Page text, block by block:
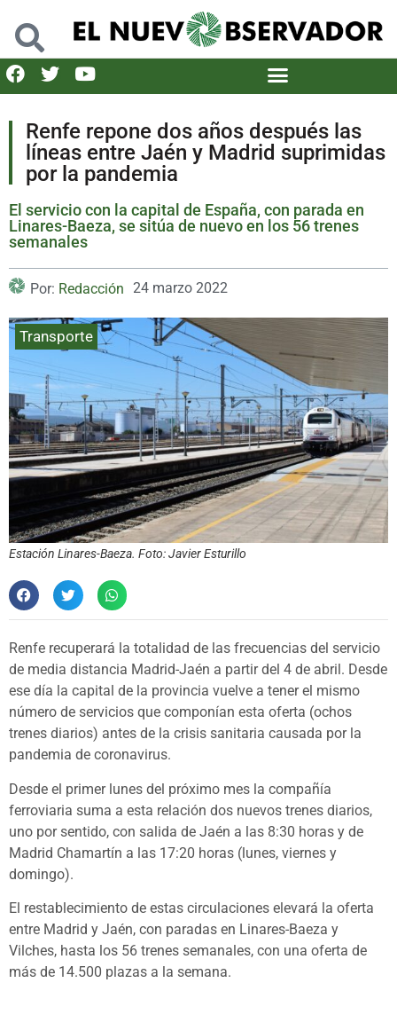
Renfe repone dos años después las
líneas entre Jaén y Madrid suprimidas
por la pandemia
El servicio con la capital de España, con parada en
Linares-Baeza, se sitúa de nuevo en los 56 trenes
semanales
Por: Redacción 24 marzo 2022
Transporte
Estación Linares-Baeza. Foto: Javier Esturillo
Renfe recuperará la totalidad de las frecuencias del servicio
de media distancia Madrid-Jaén a partir del 4 de abril. Desde
ese día la capital de la provincia vuelve a tener el mismo
número de servicios que componían esta oferta (ochos
trenes diarios) antes de la crisis sanitaria causada por la
pandemia de coronavirus.
Desde el primer lunes del próximo mes la compañía
ferroviaria suma a esta relación dos nuevos trenes diarios,
uno por sentido, con salida de Jaén a las 8:30 horas y de
Madrid Chamartín a las 17:20 horas (lunes, viernes y
domingo).
El restablecimiento de estas circulaciones elevará la oferta
entre Madrid y Jaén, con paradas en Linares-Baeza y
Vilches, hasta los 56 trenes semanales, con una oferta de
más de 14.500 plazas a la semana.